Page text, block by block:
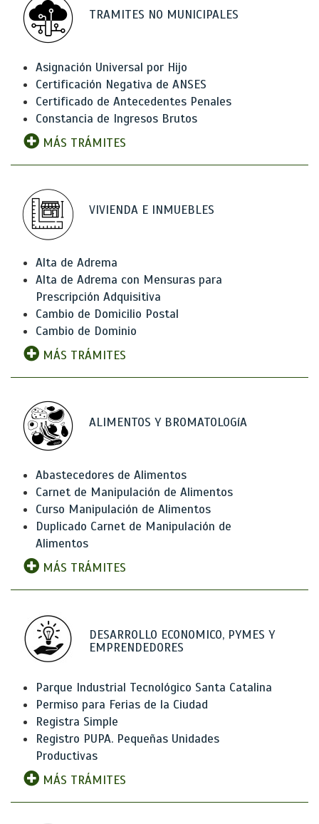
TRAMITES NO MUNICIPALES
Asignación Universal por Hijo
Certificación Negativa de ANSES
Certificado de Antecedentes Penales
Constancia de Ingresos Brutos
MÁS TRÁMITES
VIVIENDA E INMUEBLES
Alta de Adrema
Alta de Adrema con Mensuras para
Prescripción Adquisitiva
Cambio de Domicilio Postal
Cambio de Dominio
MÁS TRÁMITES
ALIMENTOS Y BROMATOLOGíA
Abastecedores de Alimentos
Carnet de Manipulación de Alimentos
Curso Manipulación de Alimentos
Duplicado Carnet de Manipulación de
Alimentos
MÁS TRÁMITES
DESARROLLO ECONOMICO, PYMES Y
EMPRENDEDORES
Parque Industrial Tecnológico Santa Catalina
Permiso para Ferias de la Ciudad
Registra Simple
Registro PUPA. Pequeñas Unidades
Productivas
MÁS TRÁMITES